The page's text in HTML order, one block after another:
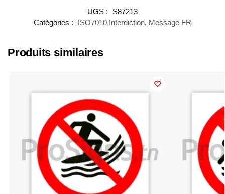
UGS :
S87213
Catégories :
ISO7010 Interdiction, Message FR
Produits similaires